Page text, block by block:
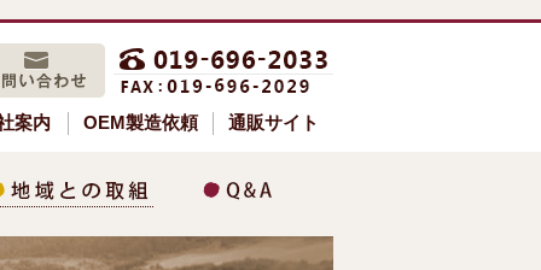
案内 OEM製造依頼 通販サイト